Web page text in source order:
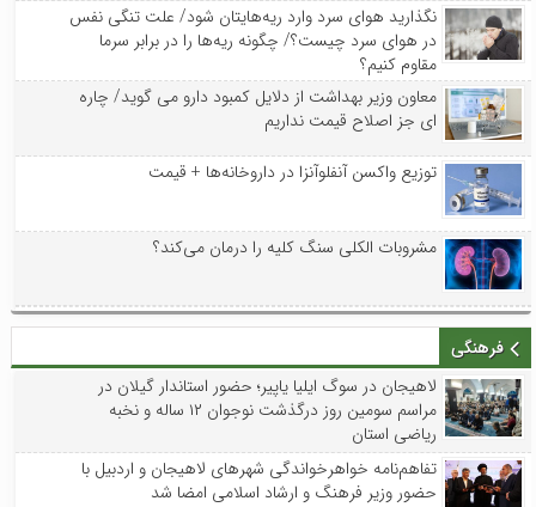
نگذارید هوای سرد وارد ریه‌هایتان شود/ علت تنگی نفس
در هوای سرد چیست؟/ چگونه ریه‌ها را در برابر سرما
مقاوم کنیم؟
معاون وزیر بهداشت از دلایل کمبود دارو می گوید/ چاره
ای جز اصلاح قیمت نداریم
توزیع واکسن‌ آنفلوآنزا در داروخانه‌ها + قیمت
مشروبات الکلی سنگ کلیه را درمان می‌کند؟
فرهنگی
لاهیجان در سوگ ایلیا یاپیر؛ حضور استاندار گیلان در
مراسم سومین روز درگذشت نوجوان ۱۲ ساله و نخبه
ریاضی استان
تفاهم‌نامه خواهرخواندگی شهرهای لاهیجان و اردبیل با
حضور وزیر فرهنگ و ارشاد اسلامی امضا شد